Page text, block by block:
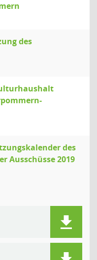
des
des
Ausschüsse 2019